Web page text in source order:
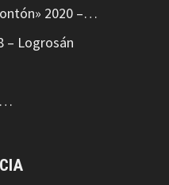
2020 –…
– Logrosán